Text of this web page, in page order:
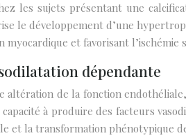
les sujets présentant une
le développement d’une
et favorisant l’ischémie
dépendante
altération de la fonction
à produire des facteurs
et la transformation phénotypique